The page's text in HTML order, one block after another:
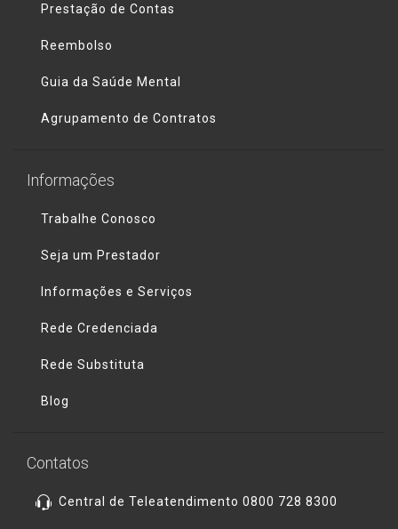
Prestação de Contas
Reembolso
Guia da Saúde Mental
Agrupamento de Contratos
Informações
Trabalhe Conosco
Seja um Prestador
Informações e Serviços
Rede Credenciada
Rede Substituta
Blog
Contatos
Central de Teleatendimento 0800 728 8300